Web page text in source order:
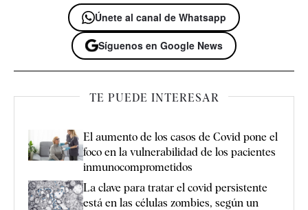
Únete al canal de Whatsapp
Síguenos en Google News
TE PUEDE INTERESAR
El aumento de los casos de Covid pone el
foco en la vulnerabilidad de los pacientes
inmunocomprometidos
La clave para tratar el covid persistente
está en las células zombies, según un